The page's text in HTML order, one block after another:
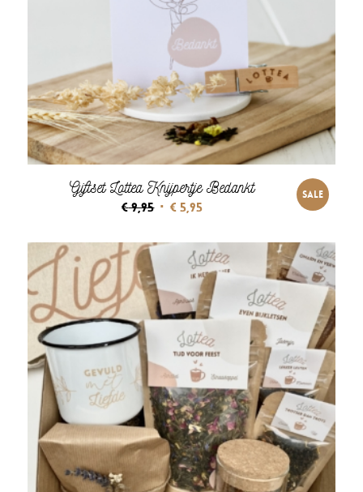
Giftset Lottea Knijpertje Bedankt
€9,95 Oorspronkelijke
was:
€ 9,95.
€ 5,95Huidige
is:
€ 5,95.
SALE